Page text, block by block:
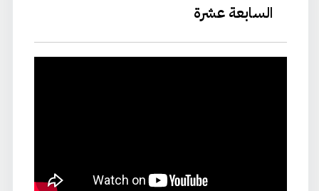
السابعة عشرة